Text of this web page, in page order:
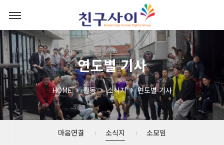
연도별 기사
HOME 활동 소식지 연도별 기사
마음연결 소식지 소모임